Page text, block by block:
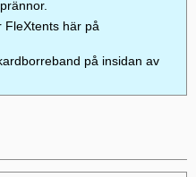
FleXtents här på
på insidan av